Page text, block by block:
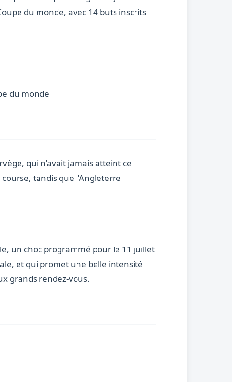
du monde, avec 14 buts inscrits
du monde
qui n’avait jamais atteint ce
tandis que l’Angleterre
un choc programmé pour le 11 juillet
et qui promet une belle intensité
grands rendez-vous.